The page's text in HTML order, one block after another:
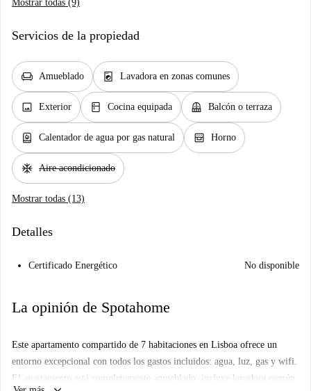
Mostrar todas (9)
Servicios de la propiedad
chair Amueblado local_laundry_service Lavadora en zonas comunes
image Exterior kitchen Cocina equipada balcony Balcón o terraza
water_heater Calentador de agua por gas natural oven_gen Horno
ac_unit Aire acondicionado
Mostrar todas (13)
Detalles
Certificado Energético No disponible
La opinión de Spotahome
Este apartamento compartido de 7 habitaciones en Lisboa ofrece un
entorno excepcional con todos los gastos incluidos: agua, luz, gas y wifi.
El apartamento está completamente amueblado, incluye lavadora común,